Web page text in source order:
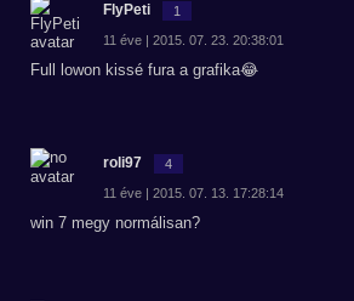
FlyPeti 1
11 éve | 2015. 07. 23. 20:38:01
Full lowon kissé fura a grafika😂
roli97 4
11 éve | 2015. 07. 13. 17:28:14
win 7 megy normálisan?